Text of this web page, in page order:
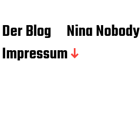
Der Blog Nina Nobody
Impressum